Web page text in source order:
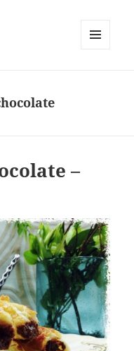
–